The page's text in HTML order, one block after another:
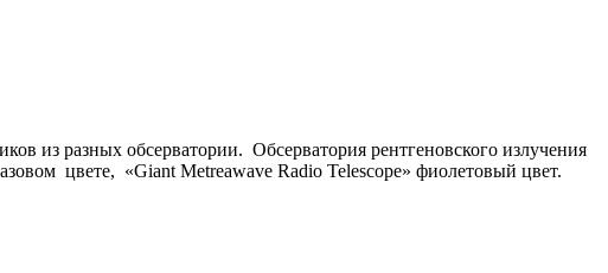
из разных обсерватории. Обсерватория рентгеновского излучения
цвете, «Giant Metreawave Radio Telescope» фиолетовый цвет.